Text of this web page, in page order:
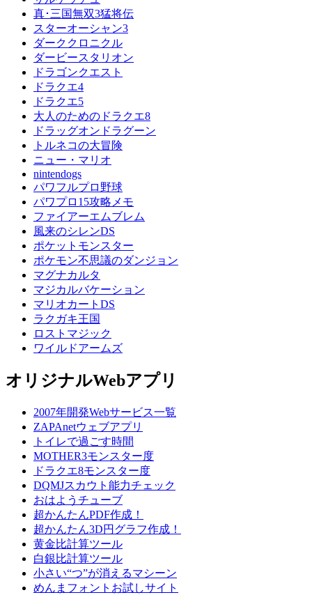
真･三国無双3猛将伝
スターオーシャン3
ダーククロニクル
ダービースタリオン
ドラゴンクエスト
ドラクエ4
ドラクエ5
大人のためのドラクエ8
ドラッグオンドラグーン
トルネコの大冒険
ニュー・マリオ
nintendogs
パワフルプロ野球
パワプロ15攻略メモ
ファイアーエムブレム
風来のシレンDS
ポケットモンスター
ポケモン不思議のダンジョン
マグナカルタ
マジカルバケーション
マリオカートDS
ラクガキ王国
ロストマジック
ワイルドアームズ
オリジナルWebアプリ
2007年開発Webサービス一覧
ZAPAnetウェブアプリ
トイレで過ごす時間
MOTHER3モンスター度
ドラクエ8モンスター度
DQMJスカウト能力チェック
おはようチューブ
超かんたんPDF作成！
超かんたん3D円グラフ作成！
黄金比計算ツール
白銀比計算ツール
小さい“つ”が消えるマシーン
めんまフォントお試しサイト